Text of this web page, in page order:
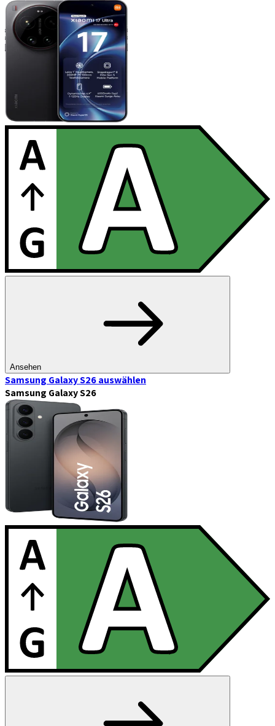
Ansehen
Samsung Galaxy S26auswählen
Samsung Galaxy S26